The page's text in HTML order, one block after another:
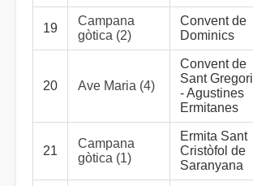
19
Campana
gòtica (2)
Convent de
Dominics
20 Ave Maria (4)
Convent de
Sant Gregori
- Agustines
Ermitanes
21
Campana
gòtica (1)
Ermita Sant
Cristòfol de
Saranyana